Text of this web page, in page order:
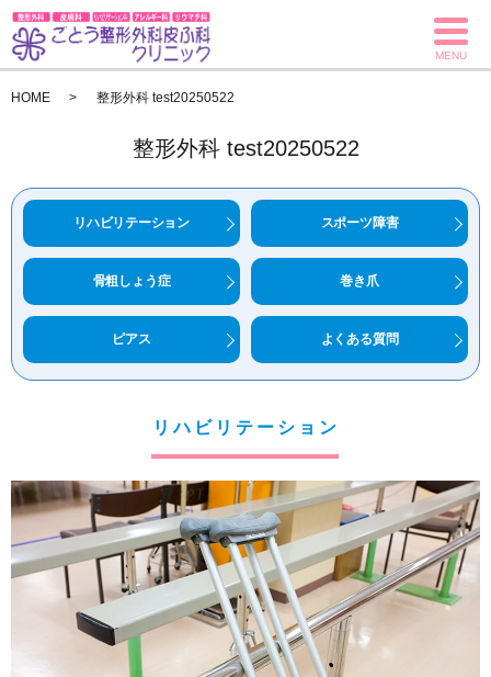
MENU
HOME 整形外科 test20250522
整形外科 test20250522
リハビリテーション スポーツ障害
骨粗しょう症 巻き爪
ピアス よくある質問
リハビリテーション